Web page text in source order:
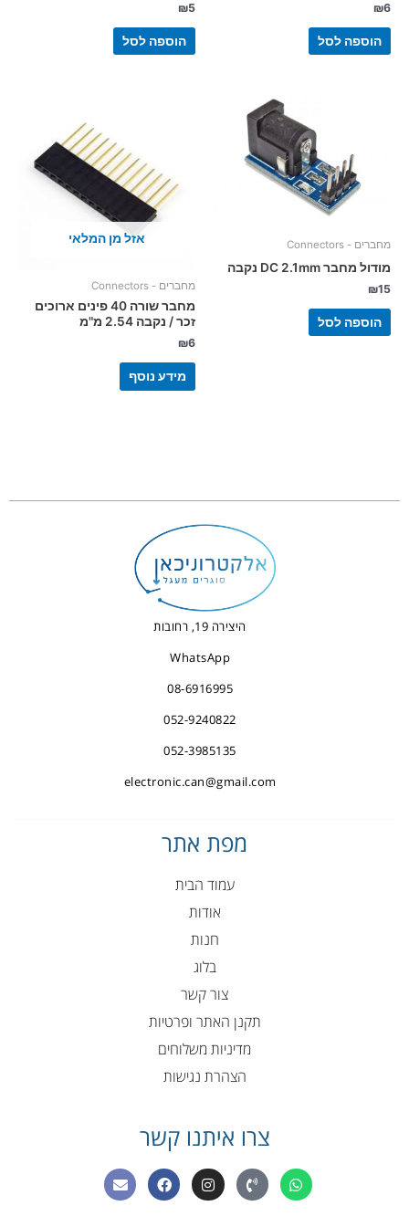
₪6
הוספה לסל
₪5
הוספה לסל
מחברים - Connectors
מודול מחבר DC 2.1mm נקבה
₪15
הוספה לסל
אזל מן המלאי
מחברים - Connectors
מחבר שורה 40 פינים ארוכים
זכר / נקבה 2.54 מ"מ
₪6
מידע נוסף
היצירה 19, רחובות
WhatsApp
08-6916995
052-9240822
052-3985135
electronic.can@gmail.com
מפת אתר
עמוד הבית
אודות
חנות
בלוג
צור קשר
תקנן האתר ופרטיות
מדיניות משלוחים
הצהרת נגישות
צרו איתנו קשר
W
h
a
P
h
o
I
n
s
F
a
c
E
n
v